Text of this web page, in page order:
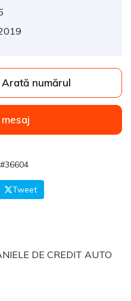
373 *** *** Arată numărul
Tweet
DE CREDIT AUTO